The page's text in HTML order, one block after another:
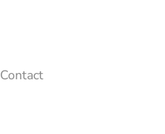
Contact